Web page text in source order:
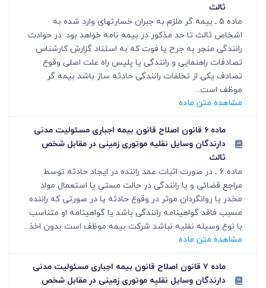
ثالث
ماده 5 ـ بیمه گر ملزم به جبران خسارتهای وارد شده به
اشخاص ثالث تا حد مذکور در بیمه نامه خواهد بود. در حوادث
رانندگی منجر به جرح یا فوت که به استناد گزارش کارشناس
تصادفات راهنمایی و رانندگی یا پلیس راه علت اصلی وقوع
تصادف یکی از تخلفات رانندگی حادثه ساز باشد بیمه گر
موظف است...
مشاهده متن ماده
ماده ۶ قانون اصلاح قانون بیمه اجباری مسئولیت مدنی
دارندگان وسایل نقلیه موتوری زمینی در مقابل شخص
ثالث
ماده 6 ـ در صورت اثبات عمد راننده در ایجاد حادثه توسط
مراجع قضائی و یا رانندگی در حالت مستی یا استعمال مواد
مخدر یا روانگردان موثر در وقوع حادثه یا در صورتی که راننده
مسبب فاقد گواهینامه رانندگی باشد یا گواهینامه او متناسب
با نوع وسیله نقلیه نباشد شرکت بیمه موظف است بدون اخذ...
مشاهده متن ماده
ماده ۷ قانون اصلاح قانون بیمه اجباری مسئولیت مدنی
دارندگان وسایل نقلیه موتوری زمینی در مقابل شخص